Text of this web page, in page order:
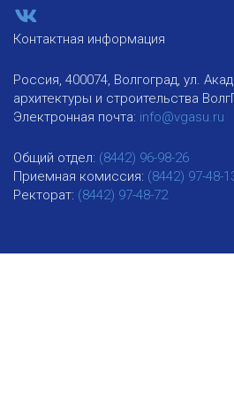
Контактная информация
Россия, 400074, Волгоград, ул.
архитектуры и строительства
Электронная почта: info@vgasu.ru
Общий отдел: (8442) 96-98-26
Приемная комиссия: (8442) 97-48-
Ректорат: (8442) 97-48-72